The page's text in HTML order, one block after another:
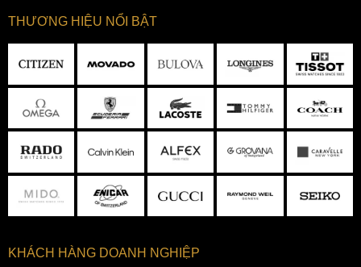
THƯƠNG HIỆU NỔI BẬT
KHÁCH HÀNG DOANH NGHIỆP